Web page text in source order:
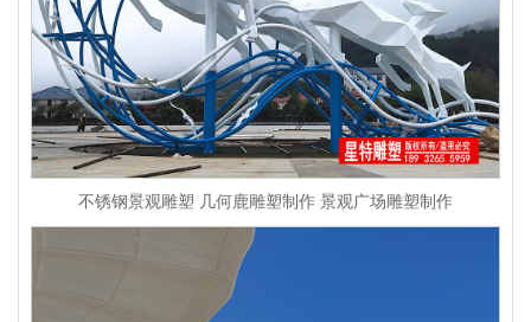
不锈钢景观雕塑 几何鹿雕塑制作 景观广场雕塑制作